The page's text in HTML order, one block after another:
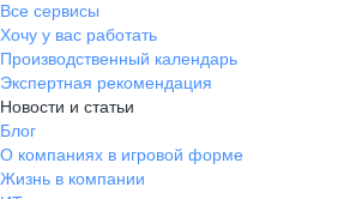
Все сервисы
Хочу у вас работать
Производственный календарь
Экспертная рекомендация
Новости и статьи
Блог
О компаниях в игровой форме
Жизнь в компании